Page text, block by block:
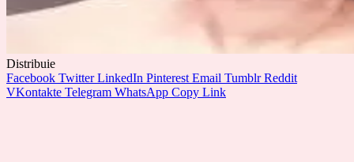
Distribuie
Facebook Twitter LinkedIn Pinterest Email Tumblr Reddit
VKontakte Telegram WhatsApp Copy Link